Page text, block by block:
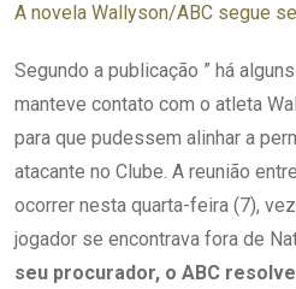
A novela Wallyson/ABC segue
Segundo a publicação ” há
manteve contato com o atleta
para que pudessem alinhar a
atacante no Clube. A reunião
ocorrer nesta quarta-feira (7),
jogador se encontrava fora de
seu procurador, o ABC